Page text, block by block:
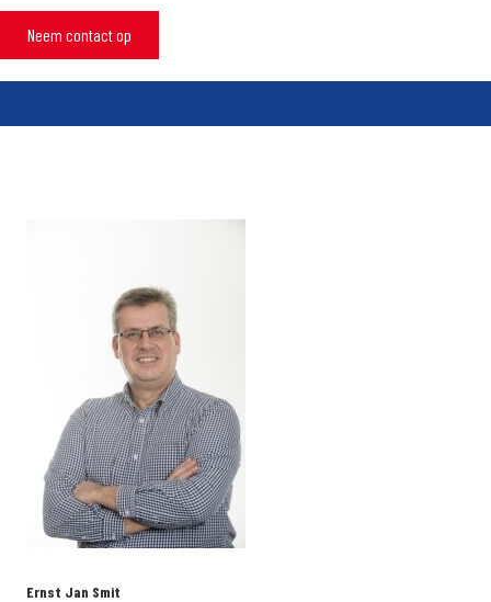
Neem contact op
Ernst Jan Smit